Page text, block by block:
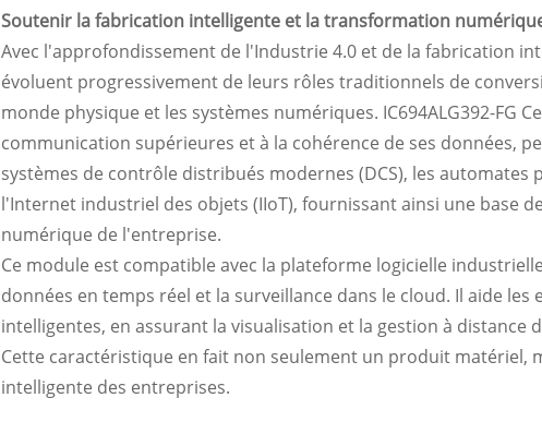
Soutenir la fabrication intelligente et la transformation
Avec l'approfondissement de l'Industrie 4.0 et de la fabrication
évoluent progressivement de leurs rôles traditionnels de
monde physique et les systèmes numériques. IC694ALG392-FG
communication supérieures et à la cohérence de ses données,
systèmes de contrôle distribués modernes (DCS), les automates
l'Internet industriel des objets (IIoT), fournissant ainsi une base
numérique de l'entreprise.
Ce module est compatible avec la plateforme logicielle
données en temps réel et la surveillance dans le cloud. Il aide
intelligentes, en assurant la visualisation et la gestion à
Cette caractéristique en fait non seulement un produit matériel,
intelligente des entreprises.